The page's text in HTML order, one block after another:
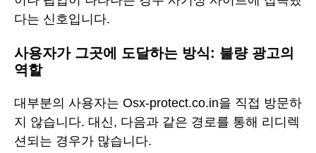
다는 신호입니다.
사용자가 그곳에 도달하는 방식: 불량 광고의
역할
대부분의 사용자는 Osx-protect.co.in을 직접 방문하
지 않습니다. 대신, 다음과 같은 경로를 통해 리디렉
션되는 경우가 많습니다.